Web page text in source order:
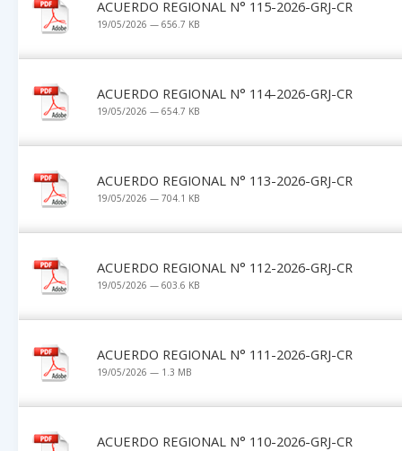
ACUERDO REGIONAL N° 115-2026-GRJ-CR
19/05/2026 — 656.7 KB
ACUERDO REGIONAL N° 114-2026-GRJ-CR
19/05/2026 — 654.7 KB
ACUERDO REGIONAL N° 113-2026-GRJ-CR
19/05/2026 — 704.1 KB
ACUERDO REGIONAL N° 112-2026-GRJ-CR
19/05/2026 — 603.6 KB
ACUERDO REGIONAL N° 111-2026-GRJ-CR
19/05/2026 — 1.3 MB
ACUERDO REGIONAL N° 110-2026-GRJ-CR